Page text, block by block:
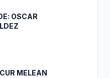
OSCAR
MELEAN